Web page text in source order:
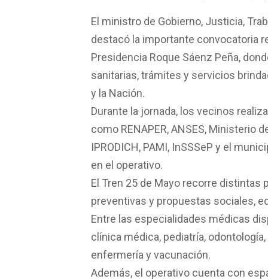
El ministro de Gobierno, Justicia,
destacó la importante convocatoria
Presidencia Roque Sáenz Peña,
sanitarias, trámites y servicios
y la Nación.
Durante la jornada, los vecinos
como RENAPER, ANSES, Ministerio
IPRODICH, PAMI, InSSSeP y el
en el operativo.
El Tren 25 de Mayo recorre
preventivas y propuestas sociales,
Entre las especialidades médicas
clínica médica, pediatría,
enfermería y vacunación.
Además, el operativo cuenta con